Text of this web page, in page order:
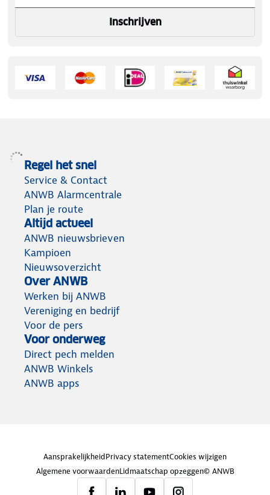
Inschrijven
Regel het snel
Service & Contact
ANWB Alarmcentrale
Plan je route
Altijd actueel
ANWB nieuwsbrieven
Kampioen
Nieuwsoverzicht
Over ANWB
Werken bij ANWB
Vereniging en bedrijf
Voor de pers
Voor onderweg
Direct pech melden
ANWB Winkels
ANWB apps
AansprakelijkheidPrivacy statementCookies wijzigen
Algemene voorwaardenLidmaatschap opzeggen© ANWB